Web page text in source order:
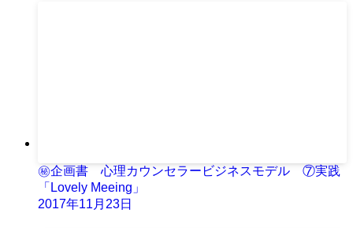
㊙企画書 心理カウンセラービジネスモデル ⑦実践
「Lovely Meeing」
2017年11月23日